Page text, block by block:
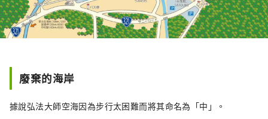
廢棄的海岸
據說弘法大師空海因為步行太困難而將其命名為「中」。